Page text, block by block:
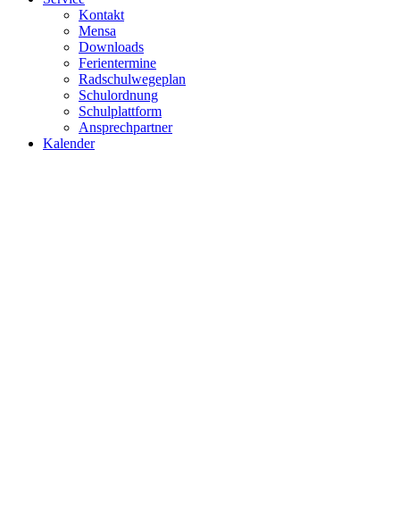
Kontakt
Mensa
Downloads
Ferientermine
Radschulwegeplan
Schulordnung
Schulplattform
Ansprechpartner
Kalender